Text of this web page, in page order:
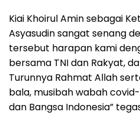
Kiai Khoirul Amin sebagai
Asyasudin sangat senang
tersebut harapan kami
bersama TNI dan Rakyat,
Turunnya Rahmat Allah
bala, musibah wabah
dan Bangsa Indonesia”